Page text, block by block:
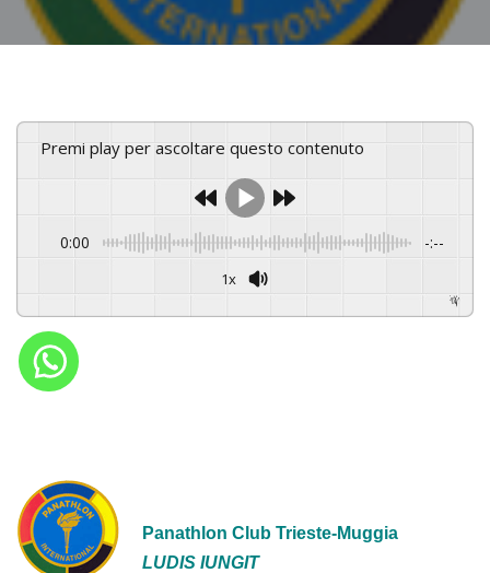
Premi play per ascoltare questo contenuto
0:00 -:--
1x
GSpeech
Panathlon Club Trieste-Muggia
LUDIS IUNGIT